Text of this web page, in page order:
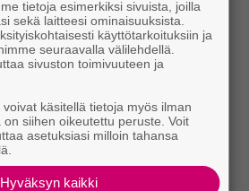
tietoja esimerkiksi sivuista, joilla
sekä laitteesi ominaisuuksista.
käyttötarkoituksiin ja
seuraavalla välilehdellä.
sivuston toimivuuteen ja
käsitellä tietoja myös ilman
siihen oikeutettu peruste. Voit
asetuksiasi milloin tahansa
Hyväksyn kaikki